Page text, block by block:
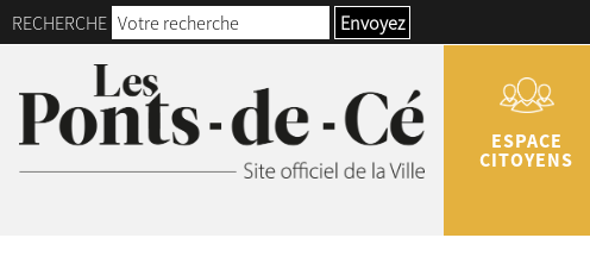
RECHERCHE Envoyez
ESPACE
CITOYENS